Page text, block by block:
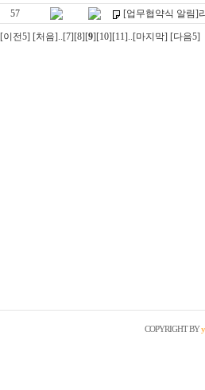
57
[업무협약식 알림]
[이전5] [처음]..[7][8][9][10][11]..[마지막] [다음5]
COPYRIGHT BY